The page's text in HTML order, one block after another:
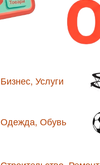
Бизнес, Услуги
Одежда, Обувь